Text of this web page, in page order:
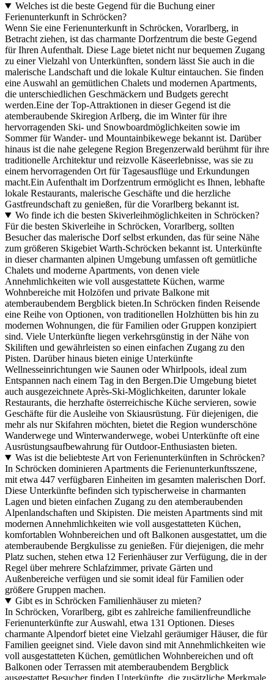
Welches ist die beste Gegend für die Buchung einer
Ferienunterkunft in Schröcken?
Wenn Sie eine Ferienunterkunft in Schröcken, Vorarlberg, in
Betracht ziehen, ist das charmante Dorfzentrum die beste Gegend
für Ihren Aufenthalt. Diese Lage bietet nicht nur bequemen Zugang
zu einer Vielzahl von Unterkünften, sondern lässt Sie auch in die
malerische Landschaft und die lokale Kultur eintauchen. Sie finden
eine Auswahl an gemütlichen Chalets und modernen Apartments,
die unterschiedlichen Geschmäckern und Budgets gerecht
werden.Eine der Top-Attraktionen in dieser Gegend ist die
atemberaubende Skiregion Arlberg, die im Winter für ihre
hervorragenden Ski- und Snowboardmöglichkeiten sowie im
Sommer für Wander- und Mountainbikewege bekannt ist. Darüber
hinaus ist die nahe gelegene Region Bregenzerwald berühmt für ihre
traditionelle Architektur und reizvolle Käseerlebnisse, was sie zu
einem hervorragenden Ort für Tagesausflüge und Erkundungen
macht.Ein Aufenthalt im Dorfzentrum ermöglicht es Ihnen, lebhafte
lokale Restaurants, malerische Geschäfte und die herzliche
Gastfreundschaft zu genießen, für die Vorarlberg bekannt ist.
Wo finde ich die besten Skiverleihmöglichkeiten in Schröcken?
Für die besten Skiverleihe in Schröcken, Vorarlberg, sollten
Besucher das malerische Dorf selbst erkunden, das für seine Nähe
zum größeren Skigebiet Warth-Schröcken bekannt ist. Unterkünfte
in dieser charmanten alpinen Umgebung umfassen oft gemütliche
Chalets und moderne Apartments, von denen viele
Annehmlichkeiten wie voll ausgestattete Küchen, warme
Wohnbereiche mit Holzöfen und private Balkone mit
atemberaubendem Bergblick bieten.In Schröcken finden Reisende
eine Reihe von Optionen, von traditionellen Holzhütten bis hin zu
modernen Wohnungen, die für Familien oder Gruppen konzipiert
sind. Viele Unterkünfte liegen verkehrsgünstig in der Nähe von
Skiliften und gewährleisten so einen einfachen Zugang zu den
Pisten. Darüber hinaus bieten einige Unterkünfte
Wellnesseinrichtungen wie Saunen oder Whirlpools, ideal zum
Entspannen nach einem Tag in den Bergen.Die Umgebung bietet
auch ausgezeichnete Après-Ski-Möglichkeiten, darunter lokale
Restaurants, die herzhafte österreichische Küche servieren, sowie
Geschäfte für die Ausleihe von Skiausrüstung. Für diejenigen, die
mehr als nur Skifahren möchten, bietet die Region wunderschöne
Wanderwege und Winterwanderwege, wobei Unterkünfte oft eine
Ausrüstungsaufbewahrung für Outdoor-Enthusiasten bieten.
Was ist die beliebteste Art von Ferienunterkünften in Schröcken?
In Schröcken dominieren Apartments die Ferienunterkunftsszene,
mit etwa 447 verfügbaren Einheiten im gesamten malerischen Dorf.
Diese Unterkünfte befinden sich typischerweise in charmanten
Lagen und bieten einfachen Zugang zu den atemberaubenden
Alpenlandschaften und Skipisten. Die meisten Apartments sind mit
modernen Annehmlichkeiten wie voll ausgestatteten Küchen,
komfortablen Wohnbereichen und oft Balkonen ausgestattet, um die
atemberaubende Bergkulisse zu genießen. Für diejenigen, die mehr
Platz suchen, stehen etwa 12 Ferienhäuser zur Verfügung, die in der
Regel über mehrere Schlafzimmer, private Gärten und
Außenbereiche verfügen und sie somit ideal für Familien oder
größere Gruppen machen.
Gibt es in Schröcken Familienhäuser zu mieten?
In Schröcken, Vorarlberg, gibt es zahlreiche familienfreundliche
Ferienunterkünfte zur Auswahl, etwa 131 Optionen. Dieses
charmante Alpendorf bietet eine Vielzahl geräumiger Häuser, die für
Familien geeignet sind. Viele davon sind mit Annehmlichkeiten wie
voll ausgestatteten Küchen, gemütlichen Wohnbereichen und oft
Balkonen oder Terrassen mit atemberaubendem Bergblick
ausgestattet.Besucher finden Unterkünfte, die zusätzliche Merkmale